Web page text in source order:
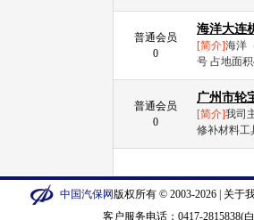
普通会员
0
海洋大连
[简介]海洋
号 占地面
普通会员
0
广州市轮
[简介]我司
修补材料工
中国汽保网版权所有 © 2003-2026 | 关于
客户服务电话：0417-